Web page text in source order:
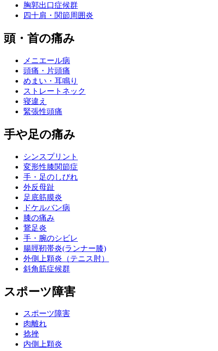
胸郭出口症候群
四十肩・関節周囲炎
頭・首の痛み
メニエール病
頭痛・片頭痛
めまい・耳鳴り
ストレートネック
寝違え
緊張性頭痛
手や足の痛み
シンスプリント
変形性膝関節症
手・足のしびれ
外反母趾
足底筋膜炎
ドケルバン病
膝の痛み
鵞足炎
手・腕のシビレ
腸脛靭帯炎(ランナー膝)
外側上顆炎（テニス肘）
斜角筋症候群
スポーツ障害
スポーツ障害
肉離れ
捻挫
内側上顆炎